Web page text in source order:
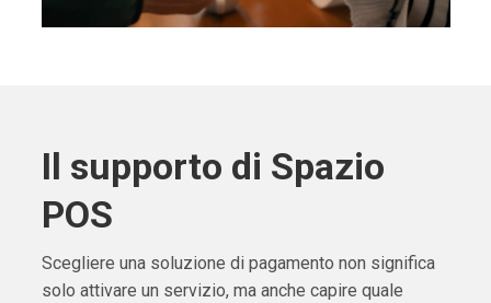
Il supporto di Spazio
POS
Scegliere una soluzione di pagamento non significa
solo attivare un servizio, ma anche capire quale